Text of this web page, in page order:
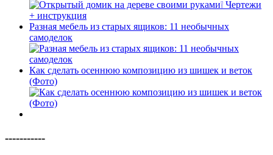
Разная мебель из старых ящиков: 11 необычных
самоделок
Как сделать осеннюю композицию из шишек и веток
(Фото)
-----------